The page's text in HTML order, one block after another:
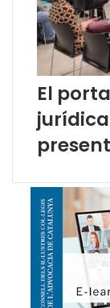
t
u
d
i
s
C
a
a
a
n
s
El